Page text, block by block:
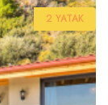
2 YATAK